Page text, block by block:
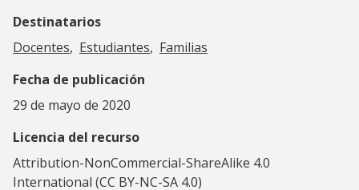
Destinatarios
Docentes
Estudiantes
Familias
Fecha de publicación
29 de mayo de 2020
Licencia del recurso
Attribution-NonCommercial-ShareAlike 4.0
International (CC BY-NC-SA 4.0)